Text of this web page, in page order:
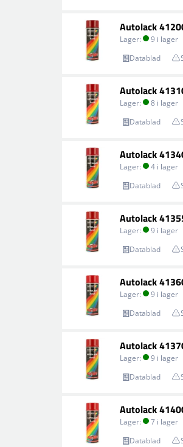
Autolack
Lager: 9 i lager
Datablad
Autolack
Lager: 8 i lager
Datablad
Autolack
Lager: 4 i lager
Datablad
Autolack
Lager: 9 i lager
Datablad
Autolack
Lager: 9 i lager
Datablad
Autolack
Lager: 9 i lager
Datablad
Autolack
Lager: 7 i lager
Datablad